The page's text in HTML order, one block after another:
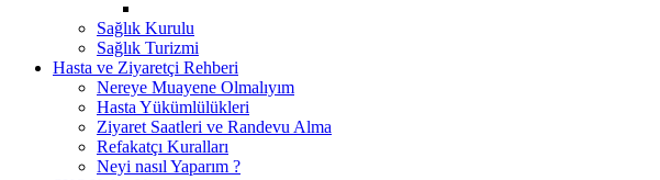
Sağlık Kurulu
Sağlık Turizmi
Hasta ve Ziyaretçi Rehberi
Nereye Muayene Olmalıyım
Hasta Yükümlülükleri
Ziyaret Saatleri ve Randevu Alma
Refakatçı Kuralları
Neyi nasıl Yaparım ?